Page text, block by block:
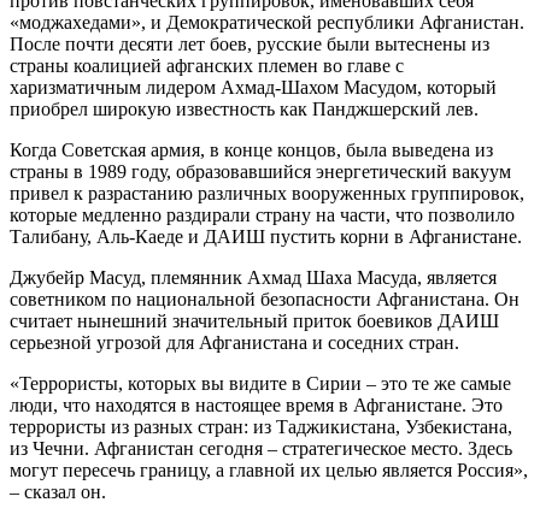
«моджахедами», и Демократической республики Афганистан.
После почти десяти лет боев, русские были вытеснены из
страны коалицией афганских племен во главе с
харизматичным лидером Ахмад-Шахом Масудом, который
приобрел широкую известность как Панджшерский лев.
Когда Советская армия, в конце концов, была выведена из
страны в 1989 году, образовавшийся энергетический вакуум
привел к разрастанию различных вооруженных группировок,
которые медленно раздирали страну на части, что позволило
Талибану, Аль-Каеде и ДАИШ пустить корни в Афганистане.
Джубейр Масуд, племянник Ахмад Шаха Масуда, является
советником по национальной безопасности Афганистана. Он
считает нынешний значительный приток боевиков ДАИШ
серьезной угрозой для Афганистана и соседних стран.
«Террористы, которых вы видите в Сирии – это те же самые
люди, что находятся в настоящее время в Афганистане. Это
террористы из разных стран: из Таджикистана, Узбекистана,
из Чечни. Афганистан сегодня – стратегическое место. Здесь
могут пересечь границу, а главной их целью является Россия»,
– сказал он.